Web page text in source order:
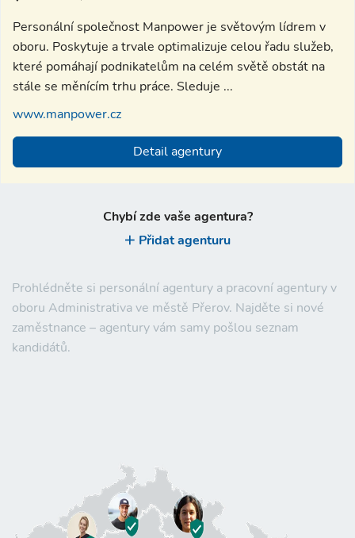
Prohlédněte si personální agentury a pracovní agentury v
oboru Administrativa ve městě Přerov. Najděte si nové
zaměstnance – agentury vám samy pošlou seznam
kandidátů.
Personální společnost Manpower je světovým lídrem v
oboru. Poskytuje a trvale optimalizuje celou řadu služeb,
které pomáhají podnikatelům na celém světě obstát na
stále se měnícím trhu práce. Sleduje ...
www.manpower.cz
Detail agentury
Chybí zde vaše agentura?
Přidat agenturu